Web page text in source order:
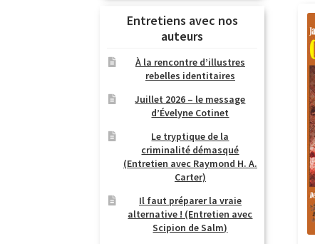
Entretiens avec nos
auteurs
À la rencontre d’illustres
rebelles identitaires
Juillet 2026 – le message
d’Évelyne Cotinet
Le tryptique de la
criminalité démasqué
(Entretien avec Raymond H. A.
Carter)
Il faut préparer la vraie
alternative ! (Entretien avec
Scipion de Salm)